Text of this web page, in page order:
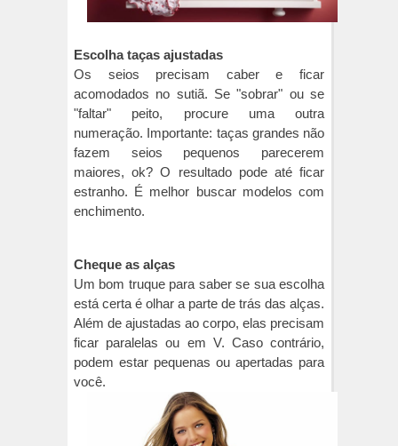
Escolha taças ajustadas
Os seios precisam caber e ficar
acomodados no sutiã. Se "sobrar" ou se
"faltar" peito, procure uma outra
numeração. Importante: taças grandes não
fazem seios pequenos parecerem
maiores, ok? O resultado pode até ficar
estranho. É melhor buscar modelos com
enchimento.
Cheque as alças
Um bom truque para saber se sua escolha
está certa é olhar a parte de trás das alças.
Além de ajustadas ao corpo, elas precisam
ficar paralelas ou em V. Caso contrário,
podem estar pequenas ou apertadas para
você.